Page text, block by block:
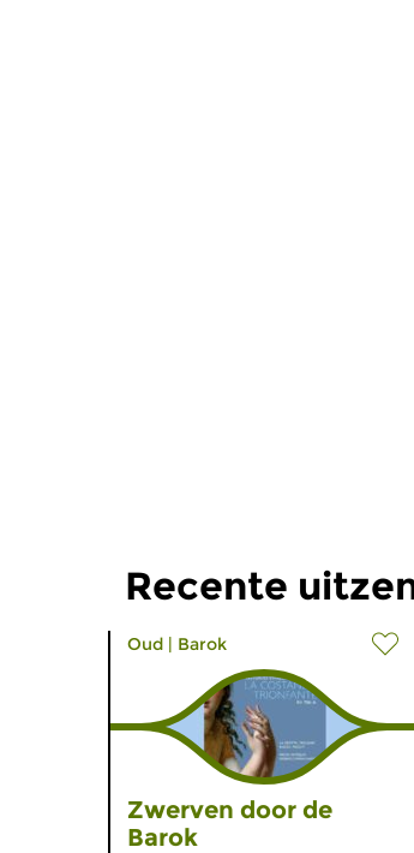
Recente
Oud | Barok
Zwerven door de
Barok